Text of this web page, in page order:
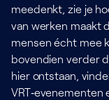
meedenkt, zie je
van werken maakt
mensen écht mee
bovendien verder
hier ontstaan,